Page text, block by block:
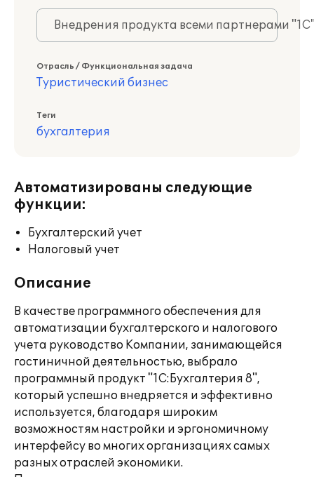
Внедрения продукта всеми партнерами
Отрасль / Функциональная задача
Туристический бизнес
Теги
бухгалтерия
Автоматизированы следующие
функции:
Бухгалтерский учет
Налоговый учет
Описание
В качестве программного обеспечения для
автоматизации бухгалтерского и налогового
учета руководство Компании, занимающейся
гостиничной деятельностью, выбрало
программный продукт "1С:Бухгалтерия 8",
который успешно внедряется и эффективно
используется, благодаря широким
возможностям настройки и эргономичному
интерфейсу во многих организациях самых
разных отраслей экономики.